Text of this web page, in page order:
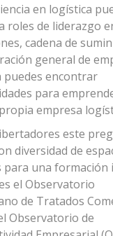
en logística
roles de liderazgo
cadena de
general de
puedes encontrar
para
empresa
este
diversidad de
para una formación
el Observatorio
de Tratados
Observatorio de